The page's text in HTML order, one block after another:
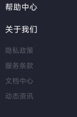
帮助中心
关于我们
隐私政策
服务条款
文档中心
动态资讯